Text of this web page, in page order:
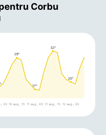
Corbu
03
29°
10 aug., 15
17°
11 aug., 03
32°
11 aug., 15
20°
12 aug., 03